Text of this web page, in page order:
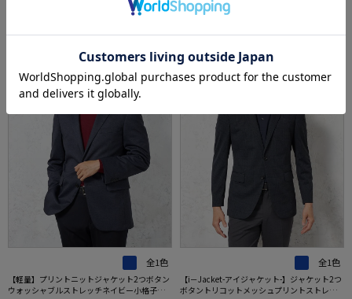
全1色
【軽量】プリントニットジャケット2つボタン
ウォッシャブルストレッチネイビー小格子【i
SALE
全1色
【i－Jacket-アイジャケット-】ジャケット2つ
ボタントリコットメッシュプリントストレッ